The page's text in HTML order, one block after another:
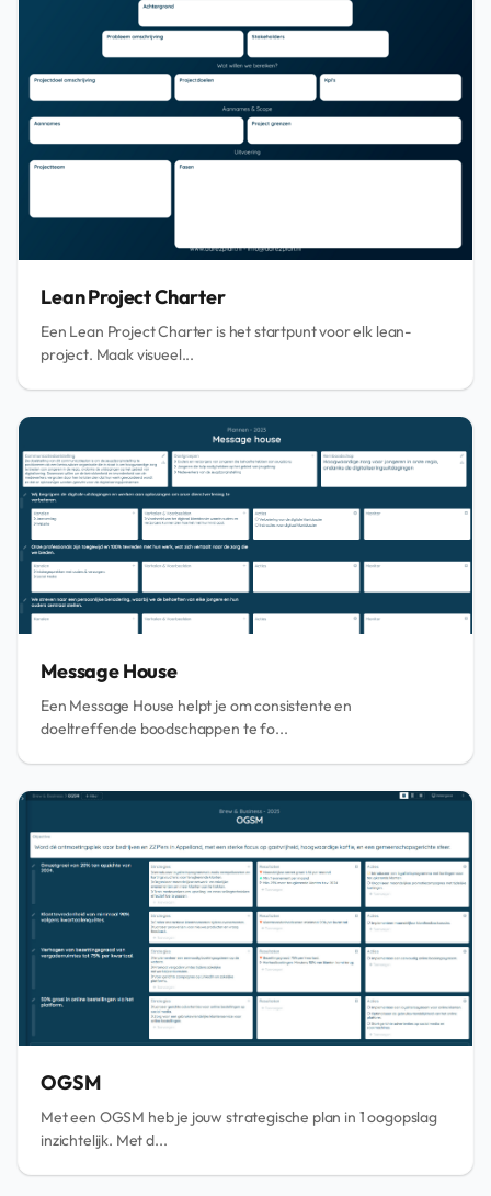
Lean Project Charter
Een Lean Project Charter is het startpunt voor elk lean-
project. Maak visueel...
Message House
Een Message House helpt je om consistente en
doeltreffende boodschappen te fo...
OGSM
Met een OGSM heb je jouw strategische plan in 1 oogopslag
inzichtelijk. Met d...